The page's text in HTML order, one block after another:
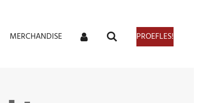
MERCHANDISE PROEFLES!